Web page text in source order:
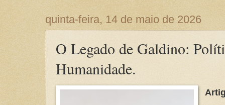
quinta-feira, 14 de maio de 2026
O Legado de Galdino:
Humanidade.